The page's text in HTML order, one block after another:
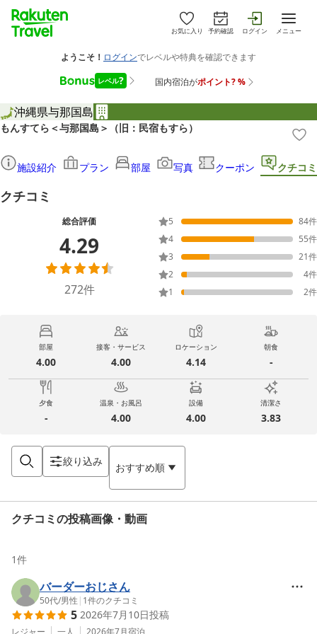
お気に入り 予約確認 ログイン メニュー
沖縄県与那国島
もんすてら＜与那国島＞（旧：民宿もすら）
施設紹介 プラン 部屋 写真 クーポン クチコミ
クチコミ
総合評価
4.29
272件
5 84件
4
55件
3
21件
2
4件
1
2件
部屋
4.00
接客・サービス
4.00
ロケーション
4.14
朝食
-
夕食
-
温泉・お風呂
4.00
設備
4.00
清潔さ
3.83
絞り込み おすすめ順
クチコミの投稿画像・動画
1件
バーダーおじさん
50代/男性 | 1件のクチコミ
5 2026年7月10日投稿
レジャー 一人 2026年7月宿泊